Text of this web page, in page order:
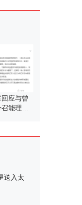
应与曾
能理智
送入太